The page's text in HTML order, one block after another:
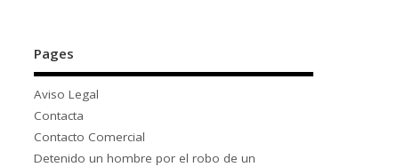
Pages
Aviso Legal
Contacta
Contacto Comercial
Detenido un hombre por el robo de un